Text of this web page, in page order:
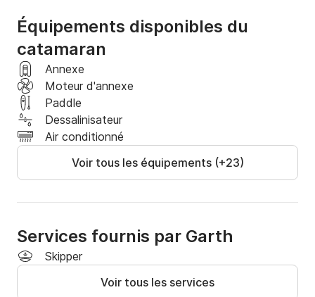
Équipements disponibles du
catamaran
Annexe
Moteur d'annexe
Paddle
Dessalinisateur
Air conditionné
Voir tous les équipements (+23)
Services fournis par Garth
Skipper
Voir tous les services